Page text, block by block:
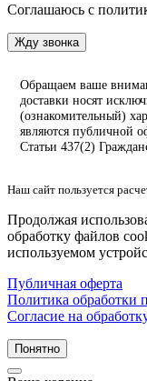
Соглашаюсь с
Жду звонка
Обращаем ваше
доставки носят
(ознакомительный)
являются публичной
Статьи 437(2)
Наш сайт пользуется
Продолжая
обработку файлов
используемом
Публичная оферта
Политика обработки
Согласие на
Понятно